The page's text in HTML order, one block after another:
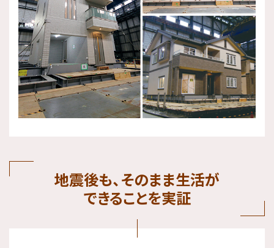
地震後も、そのまま生活が
できることを実証